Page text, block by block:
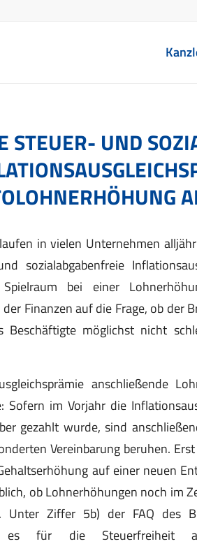
STEUER- UND
in vielen Unternehmen
sozialabgabenfreie
bei einer
Finanzen auf die Frage, ob der
Beschäftigte möglichst nicht
anschließende
Sofern im Vorjahr die
gezahlt wurde, sind
Vereinbarung beruhen.
auf einer neuen
ob Lohnerhöhungen noch im
Unter Ziffer 5b) der FAQ des
es für die Steuerfreiheit